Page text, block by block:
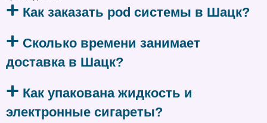
Как заказать pod системы в Шацк?
Сколько времени занимает
доставка в Шацк?
Как упакована жидкость и
электронные сигареты?